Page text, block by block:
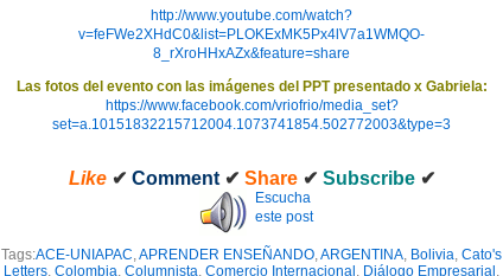
http://www.youtube.com/watch?
v=feFWe2XHdC0&list=PLOKExMK5Px4lV7a1WMQO-
8_rXroHHxAZx&feature=share
Las fotos del evento con las imágenes del PPT presentado x Gabriela:
https://www.facebook.com/vriofrio/media_set?
set=a.10151832215712004.1073741854.502772003&type=3
Like ✔ Comment✔ Share✔ Subscribe✔
Escucha
este post
Tags:ACE-UNIAPAC,APRENDER ENSEÑANDO,ARGENTINA, Bolivia, Cato's
Letters, Colombia, Columnista, Comercio Internacional , Diálogo Empresarial ,